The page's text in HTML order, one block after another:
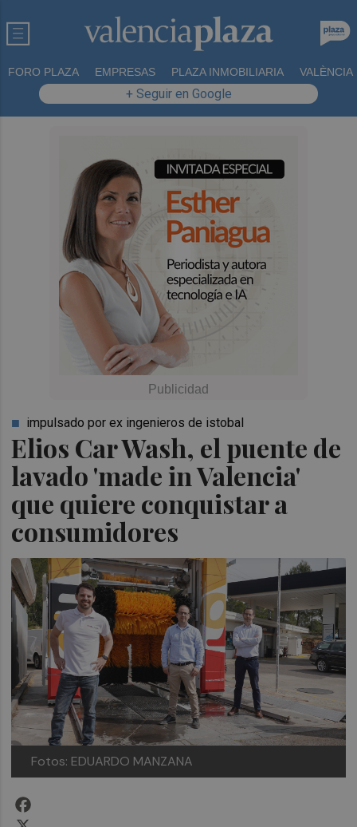
FORO PLAZA EMPRESAS PLAZA INMOBILIARIA VALÈNCIA
+ Seguir en Google
Elios Car Wash, el puente de
lavado 'made in Valencia'
que quiere conquistar a
consumidores
impulsado por ex ingenieros de istobal
Fotos: EDUARDO MANZANA